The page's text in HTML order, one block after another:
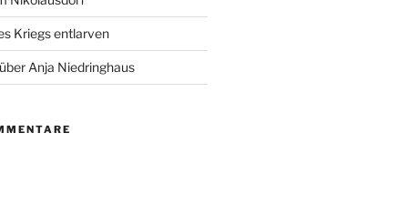
Kriegs entlarven
Anja Niedringhaus